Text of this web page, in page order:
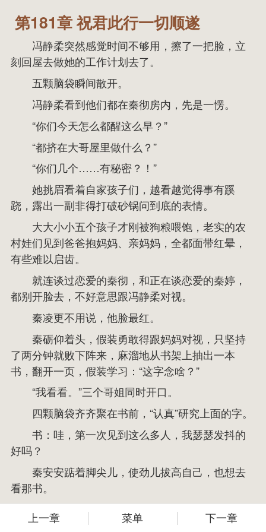
第181章 祝君此行一切顺遂
冯静柔突然感觉时间不够用，擦了一把脸，立
刻回屋去做她的工作计划去了。
五颗脑袋瞬间散开。
冯静柔看到他们都在秦彻房内，先是一愣。
“你们今天怎么都醒这么早？”
“都挤在大哥屋里做什么？”
“你们几个……有秘密？！”
她挑眉看着自家孩子们，越看越觉得事有蹊
跷，露出一副非得打破砂锅问到底的表情。
大大小小五个孩子才刚被狗粮喂饱，老实的农
村娃们见到爸爸抱妈妈、亲妈妈，全都面带红晕，
有些难以启齿。
就连谈过恋爱的秦彻，和正在谈恋爱的秦婷，
都别开脸去，不好意思跟冯静柔对视。
秦凌更不用说，他脸最红。
秦砺仰着头，假装勇敢得跟妈妈对视，只坚持
了两分钟就败下阵来，麻溜地从书架上抽出一本
书，翻开一页，假装学习：“这字念啥？”
“我看看。”三个哥姐同时开口。
四颗脑袋齐齐聚在书前，“认真”研究上面的字。
书：哇，第一次见到这么多人，我瑟瑟发抖的
好吗？
秦安安踮着脚尖儿，使劲儿拔高自己，也想去
看那书。
冯静柔秀眉微挑：不对劲。太不对劲了！
上一章 菜单 下一章
书城 书架